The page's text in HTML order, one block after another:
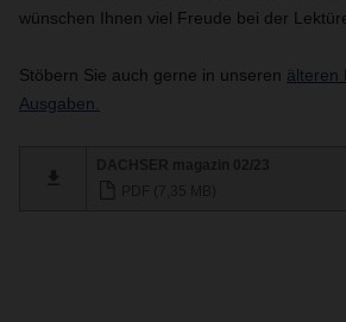
wünschen Ihnen viel Freude bei der
Stöbern Sie auch gerne in unseren älteren
Ausgaben.